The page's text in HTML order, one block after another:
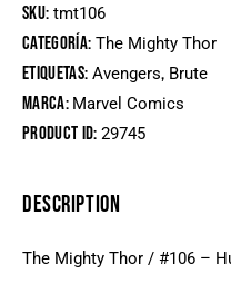
SKU: tmt106
Categoría: The Mighty Thor
Etiquetas: Avengers, Brute
Marca: Marvel Comics
Product ID:29745
DESCRIPTION
The Mighty Thor / #106 –